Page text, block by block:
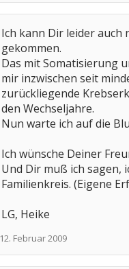
Ich kann Dir leider auch
gekommen.
Das mit Somatisierung
mir inzwischen seit
zurückliegende
den Wechseljahre.
Nun warte ich auf die
Ich wünsche Deiner
Und Dir muß ich sagen,
Familienkreis. (Eigene
LG, Heike
12. Februar 2009